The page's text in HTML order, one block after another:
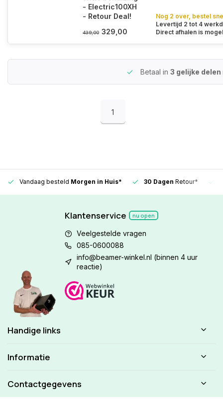
- Electric100XH
- Retour Deal!
439,00 329,00
Nog 2 over, bestel
Levertijd 2 tot 4
Direct afhalen is
Betaal in 3 gelijke delen
1
Vandaag besteld Morgen in Huis* 30 Dagen Retour*
Klantenservice nu open
Veelgestelde vragen
085-0600088
info@beamer-winkel.nl (binnen 4 uur
reactie)
Handige links
Informatie
Contactgegevens